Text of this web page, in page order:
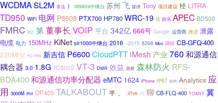
WCDMASL2M 非法 》 rd980s中继台 苏州 飞 提供 Tony 项目建设 经 LiTRA
TD950 WiFi 电网 P8608 PTX700 HP780 WRC-19 线 防汛 APEC BD500
FMRC 2亿 第 董事长 VOIP 平台 342亿 666号 Google 运营商 推进 泄露
电缆 电力 150MHz KiNet slr1000中继台 2016 --2015 8268 Mini 调研 CB-GFQ-400
230MHz FD-998 新吉信 P6600CloudPTT iMesh 产业 760 和源通信
耦合器 3.0 1.8G TC500S VT-3 DMR 效益 鼎桥 森林防火 RFS-
BDA400 和源通信功率分配器 eMTC 1624 iPhone IP67 极蜂 Analytics 应
用 3000M Phil DP405 TALKABOUT 半 、 IPv6 你 聊 CB-FLQ-400 TOANY 冀